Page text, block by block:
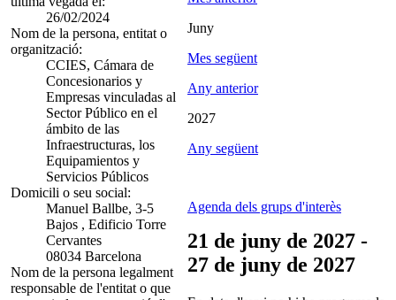
26/02/2024
Nom de la persona, entitat o
organització:
CCIES, Cámara de
Concesionarios y
Empresas vinculadas al
Sector Público en el
ámbito de las
Infraestructuras, los
Equipamientos y
Servicios Públicos
Domicili o seu social:
Manuel Ballbe, 3-5
Bajos , Edificio Torre
Cervantes
08034 Barcelona
Nom de la persona legalment
responsable de l'entitat o que
Juny
Mes següent
Any anterior
2027
Any següent
Agenda dels grups d'interès
21 de juny de 2027 -
27 de juny de 2027